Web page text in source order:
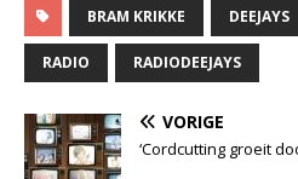
BRAM KRIKKE DEEJAYS
RADIO RADIODEEJAYS
VORIGE
‘Cordcutting groeit